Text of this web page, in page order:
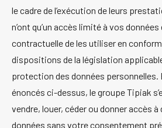
le cadre de l’exécution de leurs
n’ont qu’un accès limité à vos
contractuelle de les utiliser en
dispositions de la législation
protection des données personnelles.
énoncés ci-dessus, le groupe Tipiak
vendre, louer, céder ou donner accès
données sans votre consentement